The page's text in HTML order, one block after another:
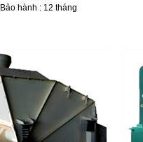
Bảo hành : 12 tháng